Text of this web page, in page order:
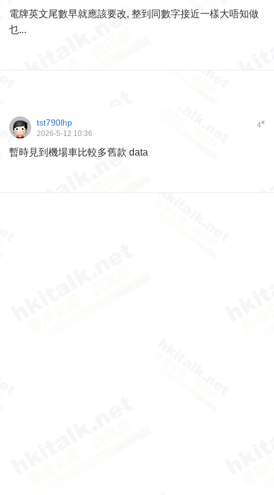
電牌英文尾數早就應該要改, 整到同數字接近一樣大唔知做
乜...
4#
tst790lhp
2026-5-12 10:36
暫時見到機場車比較多舊款 data